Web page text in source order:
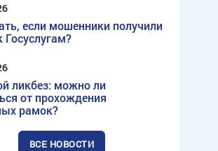
если мошенники получили
Госуслугам?
ликбез: можно ли
от прохождения
рамок?
ВСЕ НОВОСТИ